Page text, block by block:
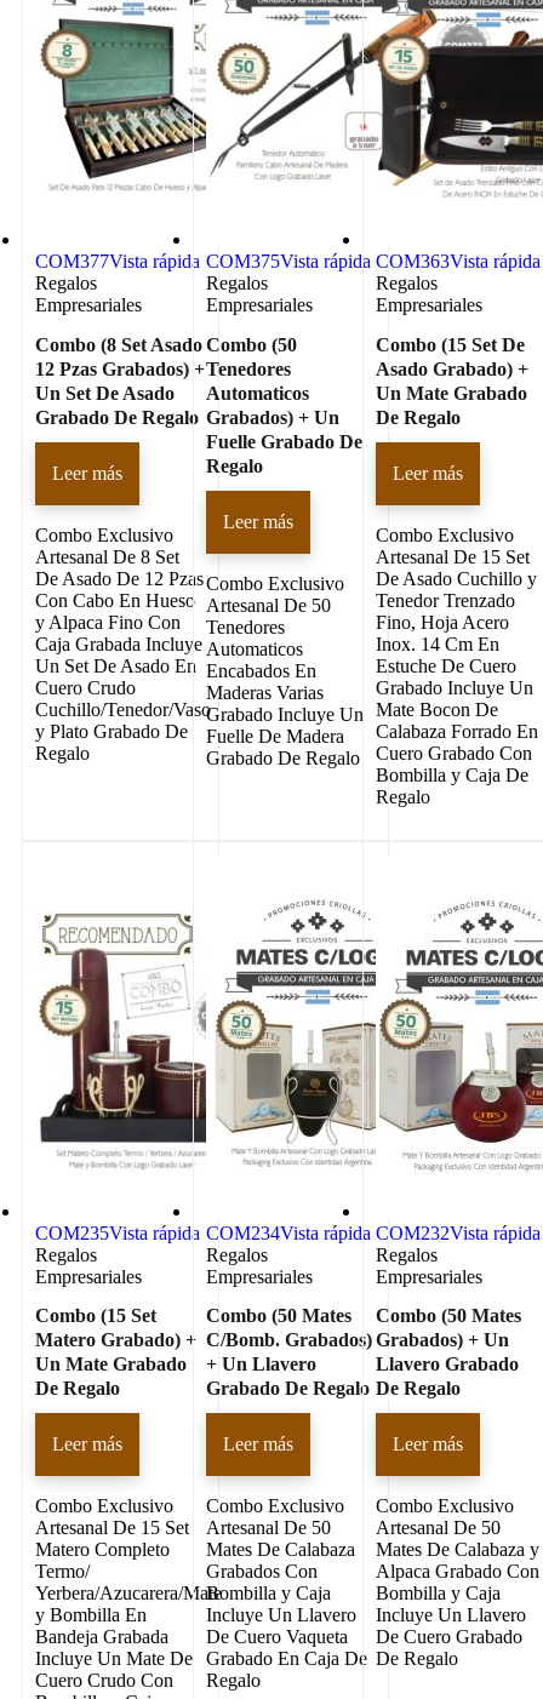
COM377Vista rápida
Regalos
Empresariales
Combo (8 Set Asado
12 Pzas Grabados) +
Un Set De Asado
Grabado De Regalo
Leer más
Combo Exclusivo
Artesanal De 8 Set
De Asado De 12 Pzas
Con Cabo En Hueso
y Alpaca Fino Con
Caja Grabada Incluye
Un Set De Asado En
Cuero Crudo
Cuchillo/Tenedor/Vaso
y Plato Grabado De
Regalo
COM375Vista rápida
Regalos
Empresariales
Combo (50
Tenedores
Automaticos
Grabados) + Un
Fuelle Grabado De
Regalo
Leer más
Combo Exclusivo
Artesanal De 50
Tenedores
Automaticos
Encabados En
Maderas Varias
Grabado Incluye Un
Fuelle De Madera
Grabado De Regalo
COM363Vista rápida
Regalos
Empresariales
Combo (15 Set De
Asado Grabado) +
Un Mate Grabado
De Regalo
Leer más
Combo Exclusivo
Artesanal De 15 Set
De Asado Cuchillo y
Tenedor Trenzado
Fino, Hoja Acero
Inox. 14 Cm En
Estuche De Cuero
Grabado Incluye Un
Mate Bocon De
Calabaza Forrado En
Cuero Grabado Con
Bombilla y Caja De
Regalo
COM235Vista rápida
Regalos
Empresariales
Combo (15 Set
Matero Grabado) +
Un Mate Grabado
De Regalo
Leer más
Combo Exclusivo
Artesanal De 15 Set
Matero Completo
Termo/
Yerbera/Azucarera/Mate
y Bombilla En
Bandeja Grabada
Incluye Un Mate De
Cuero Crudo Con
COM234Vista rápida
Regalos
Empresariales
Combo (50 Mates
C/Bomb. Grabados)
+ Un Llavero
Grabado De Regalo
Leer más
Combo Exclusivo
Artesanal De 50
Mates De Calabaza
Grabados Con
Bombilla y Caja
Incluye Un Llavero
De Cuero Vaqueta
Grabado En Caja De
Regalo
COM232Vista rápida
Regalos
Empresariales
Combo (50 Mates
Grabados) + Un
Llavero Grabado
De Regalo
Leer más
Combo Exclusivo
Artesanal De 50
Mates De Calabaza y
Alpaca Grabado Con
Bombilla y Caja
Incluye Un Llavero
De Cuero Grabado
De Regalo